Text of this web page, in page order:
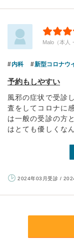
Malo（本人
内科 新型コロナウ
予約もしやすい
風邪の症状で受診
査をしてコロナに
は一般の受診の方
はとても優しくな
2024年03月受診 /